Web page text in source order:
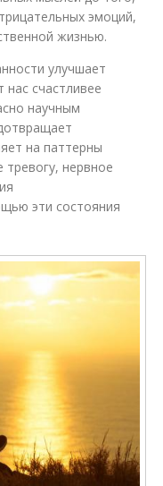
эмоций,
жизнью.
улучшает
нас счастливее
научным
на паттерны
нервное
эти состояния